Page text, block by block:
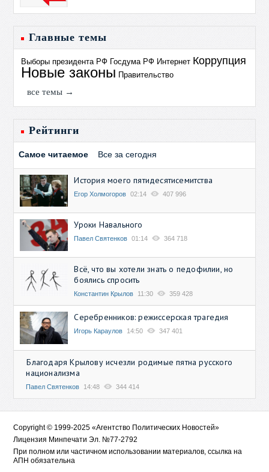
Главные темы
Выборы президента РФ Госдума РФ Интернет Коррупция
Новые законы Правительство
все темы →
Рейтинги
Самое читаемое Все за сегодня
История моего пятидесятисемитства
Егор Холмогоров 02:14 407 996
Уроки Навального
Павел Святенков 01:14 364 718
Всё, что вы хотели знать о педофилии, но
боялись спросить
Константин Крылов 11:30 359 428
Серебренников: режиссерская трагедия
Игорь Караулов 14:50 347 401
Благодаря Крылову исчезли родимые пятна русского
национализма
Павел Святенков 14:48 344 414
Copyright © 1999-2025 «Агентство Политических Новостей»
Лицензия Минпечати Эл. №77-2792
При полном или частичном использовании материалов, ссылка на
АПН обязательна